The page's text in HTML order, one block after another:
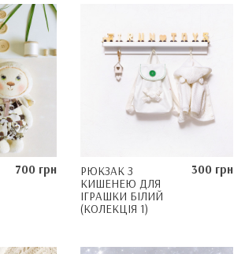
700 грн
РЮКЗАК З
КИШЕНЕЮ ДЛЯ
ІГРАШКИ БІЛИЙ
(КОЛЕКЦІЯ 1)
300 грн